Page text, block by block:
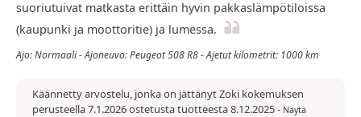
suoriutuivat matkasta erittäin hyvin pakkaslämpötiloissa
(kaupunki ja moottoritie) ja lumessa.
Ajo: Normaali - Ajoneuvo: Peugeot 508 R8 - Ajetut kilometrit: 1000 km
Käännetty arvostelu, jonka on jättänyt Zoki kokemuksen
perusteella 7.1.2026 ostetusta tuotteesta 8.12.2025- Näytä